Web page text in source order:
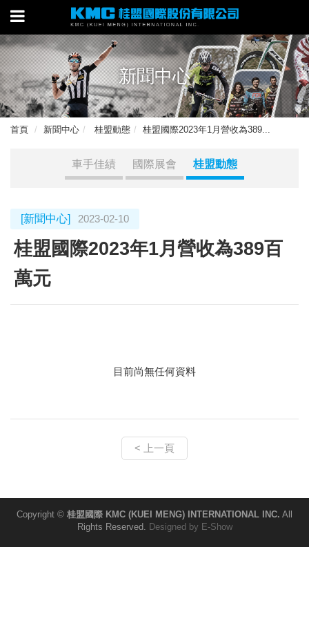
新聞中心
首頁 新聞中心 桂盟動態 桂盟國際2023年1月營收為389...
車手佳績 國際展會 桂盟動態
[新聞中心] 2023-02-10
桂盟國際2023年1月營收為389百
萬元
目前尚無任何資料
< 上一頁
Copyright © 桂盟國際 KMC (KUEI MENG) INTERNATIONAL INC. All
Rights Reserved. Designed by E-Show